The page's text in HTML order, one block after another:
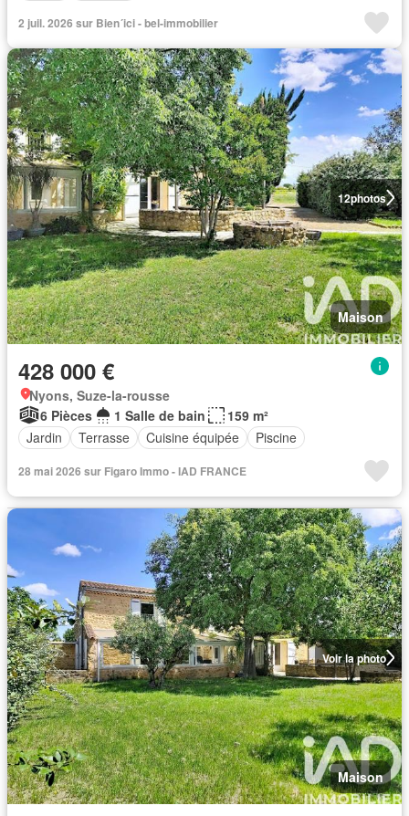
2 juil. 2026 sur Bien´ici - bel-immobilier
12photos
Maison
428 000 €
Nyons, Suze-la-rousse
6 Pièces
1 Salle de bain
159 m²
Jardin
Terrasse Cuisine équipée Piscine
28 mai 2026 sur Figaro Immo - IAD FRANCE
Voir la photo
Maison